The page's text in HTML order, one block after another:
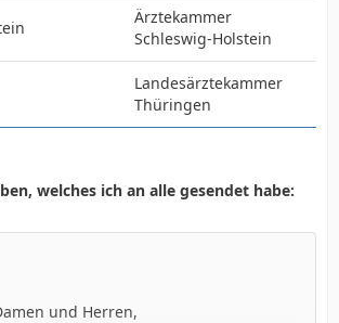
Ärztekammer
Schleswig‑Holstein
Landesärztekammer
Thüringen
welches ich an alle gesendet habe:
und Herren,